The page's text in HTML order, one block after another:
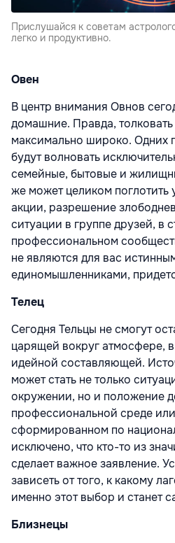
Прислушайся к советам
легко и продуктивно.
Овен
В центр внимания Овнов
домашние. Правда, толковать
максимально широко. Одних
будут волновать
семейные, бытовые и
же может целиком поглотить
акции, разрешение
ситуации в группе друзей, в
профессиональном
не являются для вас
единомышленниками,
Телец
Сегодня Тельцы не смогут
царящей вокруг атмосфере,
идейной составляющей.
может стать не только
окружении, но и положение
профессиональной среде
сформированном по
исключено, что кто-то из
сделает важное заявление.
зависеть от того, к какому
именно этот выбор и станет
Близнецы